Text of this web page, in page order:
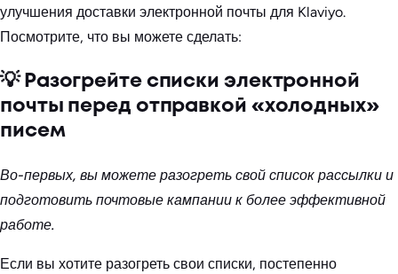
улучшения доставки электронной почты для Klaviyo.
Посмотрите, что вы можете сделать:
💡 Разогрейте списки электронной
почты перед отправкой «холодных»
писем
Во-первых, вы можете разогреть свой список рассылки и
подготовить почтовые кампании к более эффективной
работе.
Если вы хотите разогреть свои списки, постепенно